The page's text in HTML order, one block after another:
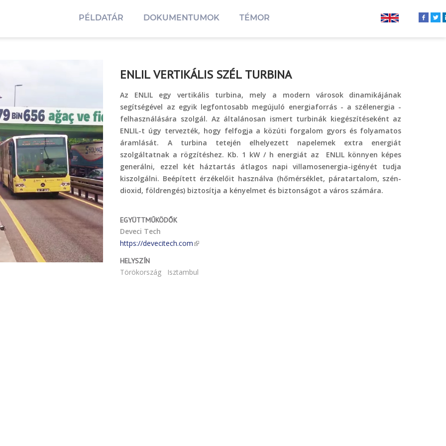
PÉLDATÁR DOKUMENTUMOK TÉMOR
ENLIL VERTIKÁLIS SZÉL TURBINA
Az ENLIL egy vertikális turbina, mely a modern városok dinamikájának
segítségével az egyik legfontosabb megújuló energiaforrás - a szélenergia -
felhasználására szolgál. Az általánosan ismert turbinák kiegészítéseként az
ENLIL-t úgy tervezték, hogy felfogja a közúti forgalom gyors és folyamatos
áramlását. A turbina tetején elhelyezett napelemek extra energiát
szolgáltatnak a rögzítéshez. Kb. 1 kW / h energiát az ENLIL könnyen képes
generálni, ezzel két háztartás átlagos napi villamosenergia-igényét tudja
kiszolgálni. Beépített érzékelőit használva (hőmérséklet, páratartalom, szén-
dioxid, földrengés) biztosítja a kényelmet és biztonságot a város számára.
EGYÜTTMŰKÖDŐK
Deveci Tech
https://devecitech.com
HELYSZÍN
Törökország Isztambul